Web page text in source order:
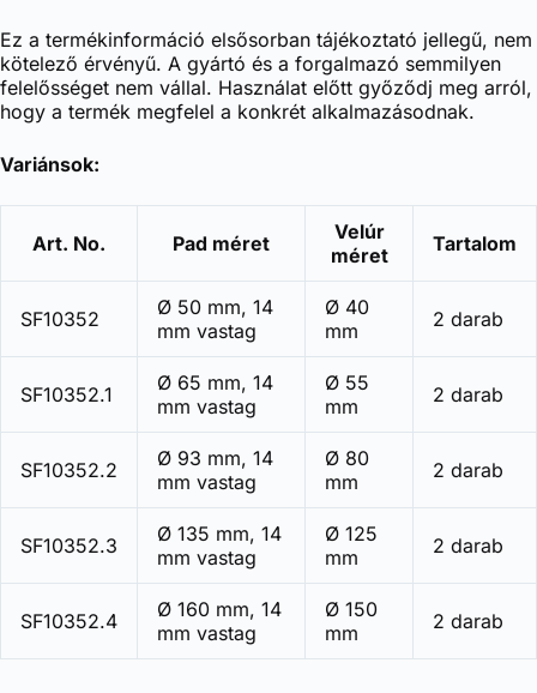
Ez a termékinformáció elsősorban tájékoztató jellegű, nem
kötelező érvényű. A gyártó és a forgalmazó semmilyen
felelősséget nem vállal. Használat előtt győződj meg arról,
hogy a termék megfelel a konkrét alkalmazásodnak.
Variánsok:
Art. No. Pad méret
Velúr
méret
Tartalom
SF10352
Ø 50 mm, 14
mm vastag
Ø 40
mm
2 darab
SF10352.1
Ø 65 mm, 14
mm vastag
Ø 55
mm
2 darab
SF10352.2
Ø 93 mm, 14
mm vastag
Ø 80
mm
2 darab
SF10352.3
Ø 135 mm, 14
mm vastag
Ø 125
mm
2 darab
SF10352.4
Ø 160 mm, 14
mm vastag
Ø 150
mm
2 darab